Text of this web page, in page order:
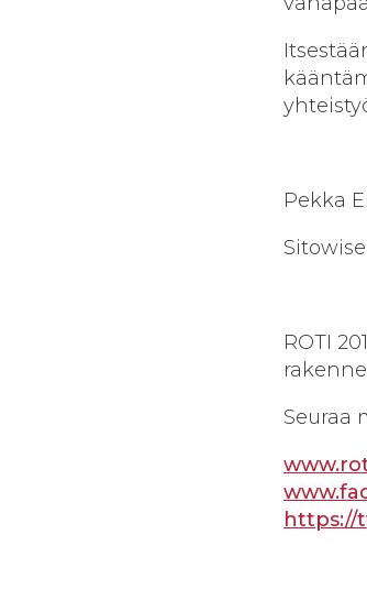
Pekka
ROTI
Seuraa
https://